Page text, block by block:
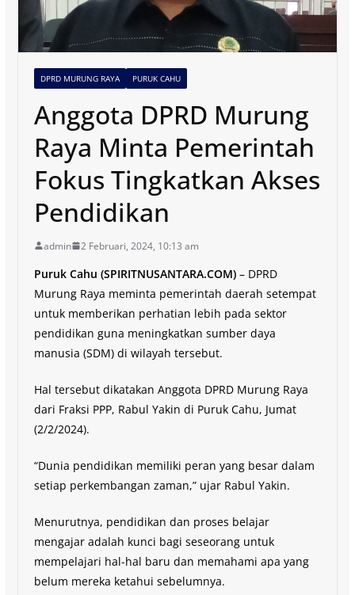
DPRD MURUNG RAYA PURUK CAHU
Anggota DPRD Murung
Raya Minta Pemerintah
Fokus Tingkatkan Akses
Pendidikan
admin 2 Februari, 2024, 10:13 am
Puruk Cahu (SPIRITNUSANTARA.COM)– DPRD
Murung Raya meminta pemerintah daerah setempat
untuk memberikan perhatian lebih pada sektor
pendidikan guna meningkatkan sumber daya
manusia (SDM) di wilayah tersebut.
Hal tersebut dikatakan Anggota DPRD Murung Raya
dari Fraksi PPP, Rabul Yakin di Puruk Cahu, Jumat
(2/2/2024).
“Dunia pendidikan memiliki peran yang besar dalam
setiap perkembangan zaman,” ujar Rabul Yakin.
Menurutnya, pendidikan dan proses belajar
mengajar adalah kunci bagi seseorang untuk
mempelajari hal-hal baru dan memahami apa yang
belum mereka ketahui sebelumnya.